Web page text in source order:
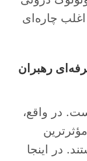
چاره‌ای
رهبران
در واقع،
در اینجا